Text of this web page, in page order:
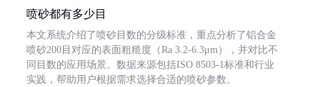
喷砂都有多少目
本文系统介绍了喷砂目数的分级标准，重点分析了铝合金
喷砂200目对应的表面粗糙度（Ra 3.2-6.3μm），并对比不
同目数的应用场景。数据来源包括ISO 8503-1标准和行业
实践，帮助用户根据需求选择合适的喷砂参数。